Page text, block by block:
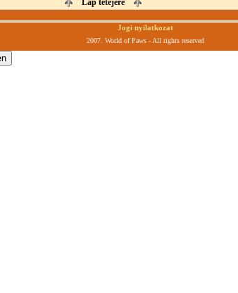
Lap tetejére
Jogi nyilatkozat
2007. World of Paws - All rights reserved